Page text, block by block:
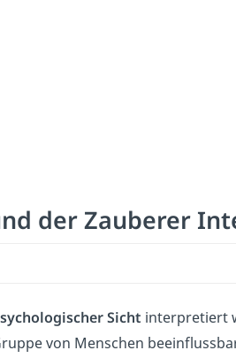
der Zauberer
Sicht interpretiert
von Menschen